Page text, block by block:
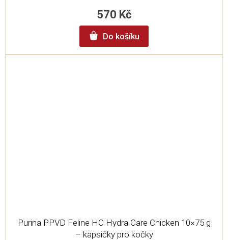
570 Kč
Do košíku
Purina PPVD Feline HC Hydra Care Chicken 10×75 g
– kapsičky pro kočky